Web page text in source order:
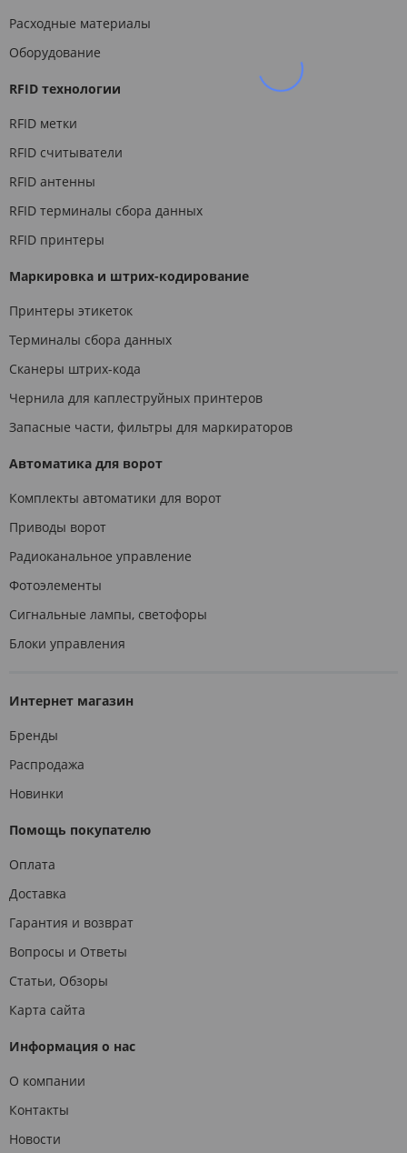
Расходные материалы
Оборудование
RFID технологии
RFID метки
RFID считыватели
RFID антенны
RFID терминалы сбора данных
RFID принтеры
Маркировка и штрих-кодирование
Принтеры этикеток
Терминалы сбора данных
Сканеры штрих-кода
Чернила для каплеструйных принтеров
Запасные части, фильтры для маркираторов
Автоматика для ворот
Комплекты автоматики для ворот
Приводы ворот
Радиоканальное управление
Фотоэлементы
Сигнальные лампы, светофоры
Блоки управления
Интернет магазин
Бренды
Распродажа
Новинки
Помощь покупателю
Оплата
Доставка
Гарантия и возврат
Вопросы и Ответы
Статьи, Обзоры
Карта сайта
Информация о нас
О компании
Контакты
Новости